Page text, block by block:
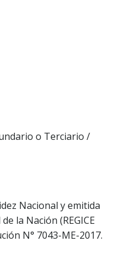
o Terciario /
Nacional y emitida
la Nación (REGICE
N° 7043-ME-2017.